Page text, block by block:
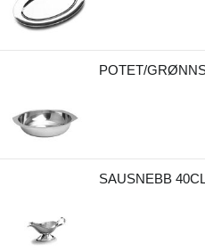
POTET/
SAUSNEBB